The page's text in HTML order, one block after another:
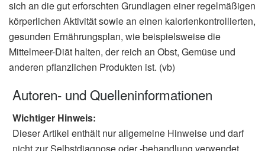
sich an die gut erforschten Grundlagen einer regelmäßigen
körperlichen Aktivität sowie an einen kalorienkontrollierten,
gesunden Ernährungsplan, wie beispielsweise die
Mittelmeer-Diät halten, der reich an Obst, Gemüse und
anderen pflanzlichen Produkten ist. (vb)
Autoren- und Quelleninformationen
Wichtiger Hinweis:
Dieser Artikel enthält nur allgemeine Hinweise und darf
nicht zur Selbstdiagnose oder -behandlung verwendet